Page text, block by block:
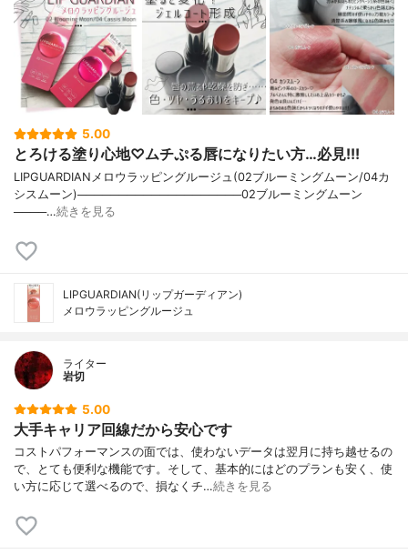
5.00
とろける塗り心地♡ムチぷる唇になりたい方…必見!!!
LIPGUARDIANメロウラッピングルージュ(02ブルーミングムーン/04カ
シスムーン)────────────────────02ブルーミングムーン
────…続きを見る
LIPGUARDIAN(リップガーディアン)
メロウラッピングルージュ
ライター
岩切
5.00
大手キャリア回線だから安心です
コストパフォーマンスの面では、使わないデータは翌月に持ち越せるの
で、とても便利な機能です。そして、基本的にはどのプランも安く、使
い方に応じて選べるので、損なくチ…続きを見る